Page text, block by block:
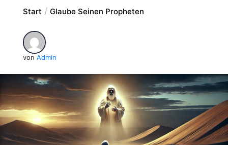
Start Glaube Seinen Propheten
von Admin